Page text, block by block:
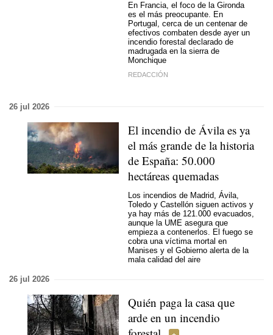
En Francia, el foco de la Gironda
es el más preocupante. En
Portugal, cerca de un centenar de
efectivos combaten desde ayer un
incendio forestal declarado de
madrugada en la sierra de
Monchique
REDACCIÓN
26 jul 2026
El incendio de Ávila es ya
el más grande de la historia
de España: 50.000
hectáreas quemadas
Los incendios de Madrid, Ávila,
Toledo y Castellón siguen activos y
ya hay más de 121.000 evacuados,
aunque la UME asegura que
empieza a contenerlos. El fuego se
cobra una víctima mortal en
Manises y el Gobierno alerta de la
mala calidad del aire
26 jul 2026
Quién paga la casa que
arde en un incendio